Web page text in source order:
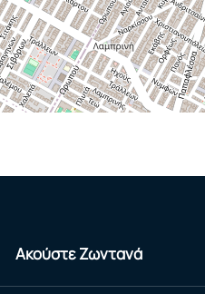
Ακούστε Ζωντανά